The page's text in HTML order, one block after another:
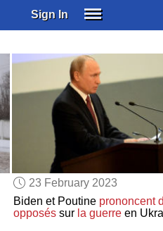
Sign In
GIFT
OTHER
23 February 2023
Biden et Poutine prononcent
opposéssur la guerreen